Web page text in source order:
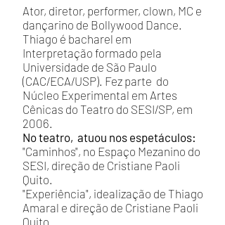
Ator, diretor, performer, clown, MC e
dançarino de Bollywood Dance.
Thiago é bacharel em
Interpretação formado pela
Universidade de São Paulo
(CAC/ECA/USP). Fez parte do
Núcleo Experimental em Artes
Cênicas do Teatro do SESI/SP, em
2006.
No teatro, atuou nos espetáculos:
"Caminhos", no Espaço Mezanino do
SESI, direção de Cristiane Paoli
Quito.
"Experiência", idealização de Thiago
Amaral e direção de Cristiane Paoli
Quito.